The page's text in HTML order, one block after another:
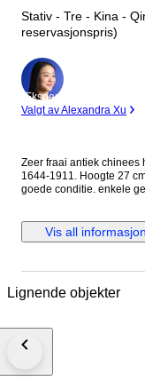
Stativ - Tre - Kina -
reservasjonspris)
Ekspert
Valgt av Alexandra Xu
Zeer fraai antiek chinees
1644-1911. Hoogte 27 cm, Lengte 14,5 cm, Breedte 14,5 cm. Conditie: In
goede conditie. enkele gebruikssporen.
Vis all informasjon
Lignende objekter